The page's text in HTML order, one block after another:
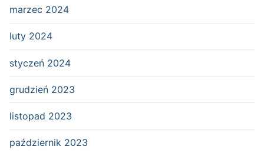
marzec 2024
luty 2024
styczeń 2024
grudzień 2023
listopad 2023
październik 2023